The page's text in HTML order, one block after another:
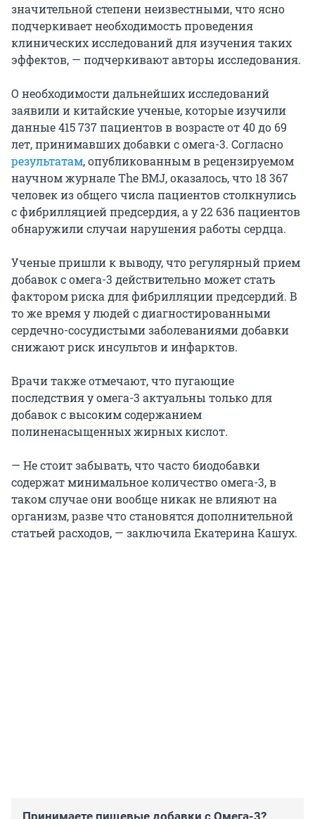
значительной степени неизвестными, что ясно
подчеркивает необходимость проведения
клинических исследований для изучения таких
эффектов, — подчеркивают авторы исследования.
О необходимости дальнейших исследований
заявили и китайские ученые, которые изучили
данные 415 737 пациентов в возрасте от 40 до 69
лет, принимавших добавки с омега-3. Согласно
результатам, опубликованным в рецензируемом
научном журнале The BMJ, оказалось, что 18 367
человек из общего числа пациентов столкнулись
с фибрилляцией предсердия, а у 22 636 пациентов
обнаружили случаи нарушения работы сердца.
Ученые пришли к выводу, что регулярный прием
добавок с омега-3 действительно может стать
фактором риска для фибрилляции предсердий. В
то же время у людей с диагностированными
сердечно-сосудистыми заболеваниями добавки
снижают риск инсультов и инфарктов.
Врачи также отмечают, что пугающие
последствия у омега-3 актуальны только для
добавок с высоким содержанием
полиненасыщенных жирных кислот.
— Не стоит забывать, что часто биодобавки
содержат минимальное количество омега-3, в
таком случае они вообще никак не влияют на
организм, разве что становятся дополнительной
статьей расходов, — заключила Екатерина Кашух.
Принимаете пищевые добавки с Омега-3?